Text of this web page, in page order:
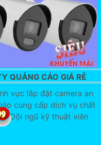
QUẢNG CÁO GIÁ RẺ
vực lắp đặt camera an
cung cấp dịch vụ chất
Đội ngũ kỹ thuật viên